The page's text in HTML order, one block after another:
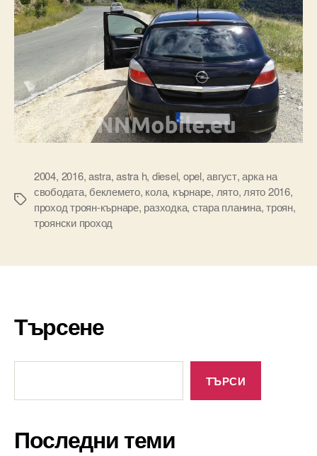
Tags
2004, 2016,astra,astra h, diesel, opel,август,арка на
свободата, беклемето, кола, кърнаре, лято, лято 2016,
проход троян-кърнаре, разходка, стара планина,троян,
троянски проход
Търсене
ТЪРСИ
Последни теми